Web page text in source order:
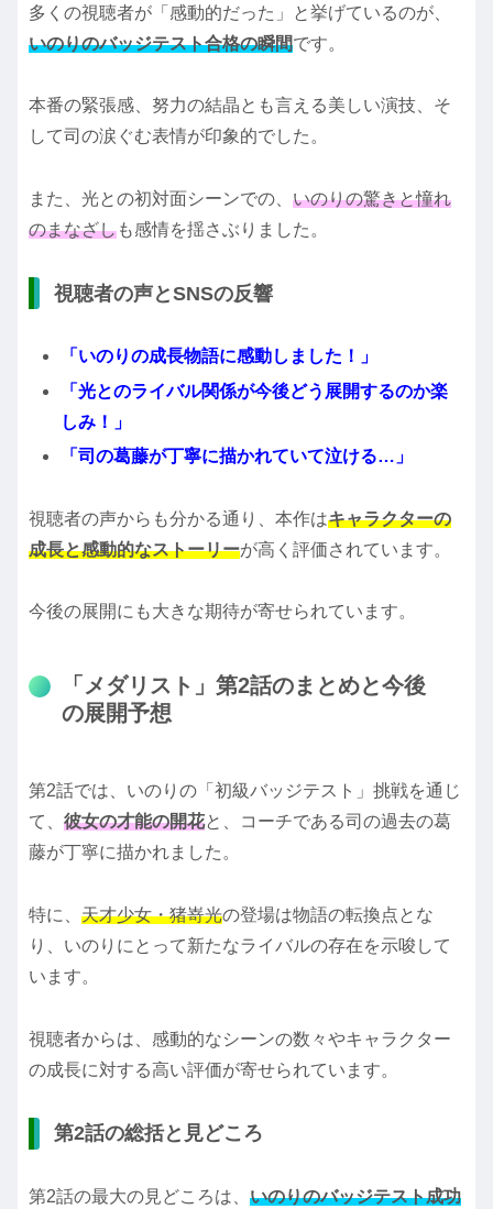
多くの視聴者が「感動的だった」と挙げているのが、
いのりのバッジテスト合格の瞬間です。
本番の緊張感、努力の結晶とも言える美しい演技、そ
して司の涙ぐむ表情が印象的でした。
また、光との初対面シーンでの、 いのりの驚きと憧れ
のまなざしも感情を揺さぶりました。
視聴者の声とSNSの反響
「いのりの成長物語に感動しました！」
「光とのライバル関係が今後どう展開するのか楽
しみ！」
「司の葛藤が丁寧に描かれていて泣ける…」
視聴者の声からも分かる通り、本作はキャラクターの
成長と感動的なストーリーが高く評価されています。
今後の展開にも大きな期待が寄せられています。
「メダリスト」第2話のまとめと今後
の展開予想
第2話では、いのりの「初級バッジテスト」挑戦を通じ
て、 彼女の才能の開花と、コーチである司の過去の葛
藤が丁寧に描かれました。
特に、 天才少女・猪嵜光の登場は物語の転換点とな
り、いのりにとって新たなライバルの存在を示唆して
います。
視聴者からは、感動的なシーンの数々やキャラクター
の成長に対する高い評価が寄せられています。
第2話の総括と見どころ
第2話の最大の見どころは、 いのりのバッジテスト成功